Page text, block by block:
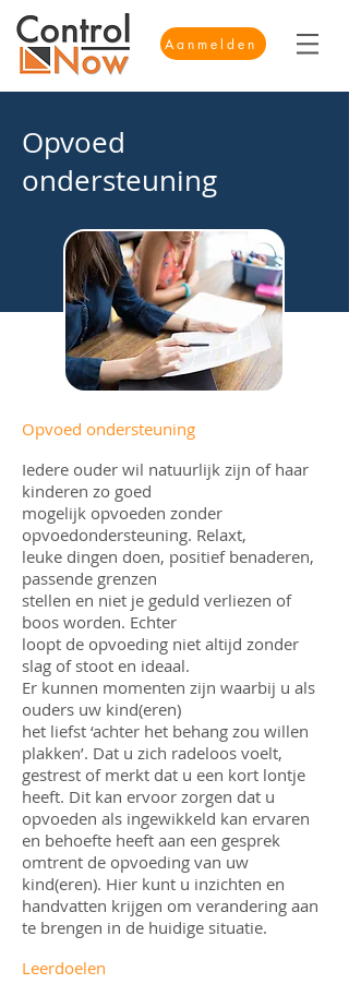
Aanmelden
Opvoed
ondersteuning
Opvoed ondersteuning
Iedere ouder wil natuurlijk zijn of haar
kinderen zo goed
mogelijk opvoeden zonder
opvoedondersteuning. Relaxt,
leuke dingen doen, positief benaderen,
passende grenzen
stellen en niet je geduld verliezen of
boos worden. Echter
loopt de opvoeding niet altijd zonder
slag of stoot en ideaal.
Er kunnen momenten zijn waarbij u als
ouders uw kind(eren)
het liefst ‘achter het behang zou willen
plakken’. Dat u zich radeloos voelt,
gestrest of merkt dat u een kort lontje
heeft. Dit kan ervoor zorgen dat u
opvoeden als ingewikkeld kan ervaren
en behoefte heeft aan een gesprek
omtrent de opvoeding van uw
kind(eren). Hier kunt u inzichten en
handvatten krijgen om verandering aan
te brengen in de huidige situatie.
Leerdoelen